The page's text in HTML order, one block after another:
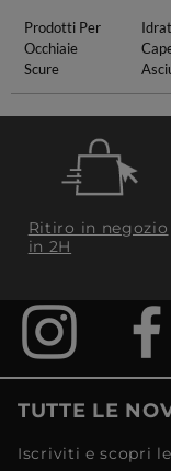
Prodotti Per
Occhiaie
Scure
Ritiro in negozio
in 2H
TUTTE LE
Iscriviti e scopri